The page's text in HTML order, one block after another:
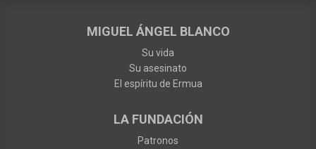
MIGUEL ÁNGEL BLANCO
Su vida
Su asesinato
El espíritu de Ermua
LA FUNDACIÓN
Patronos